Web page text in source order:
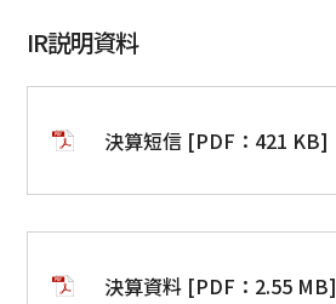
IR説明資料
決算短信 [PDF：421 KB]
決算資料 [PDF：2.55 MB]